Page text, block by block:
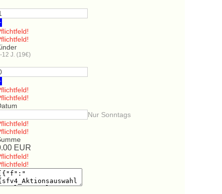
12 J. (19€)
Nur Sonntags
EUR